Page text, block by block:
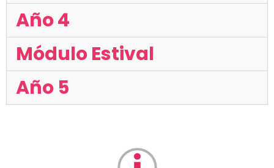
Año 4
Módulo Estival
Año 5